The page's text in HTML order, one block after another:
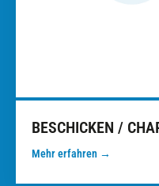
BESCHICKEN /
Mehr erfahren →